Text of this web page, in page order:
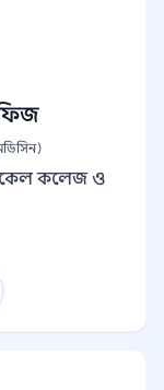
কলেজ ও